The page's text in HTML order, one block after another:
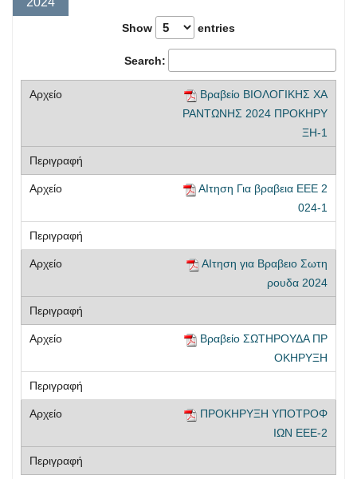
Show entries
Search:
Βραβείο ΒΙΟΛΟΓΙΚΗΣ ΧΑ
ΡΑΝΤΩΝΗΣ 2024 ΠΡΟΚΗΡΥ
ΞΗ-1
ΑΙτηση Για βραβεια ΕΕΕ 2
024-1
ΑΙτηση για Βραβειο Σωτη
ρουδα 2024
Βραβείο ΣΩΤΗΡΟΥΔΑ ΠΡ
ΟΚΗΡΥΞΗ
ΠΡΟΚΗΡΥΞΗ ΥΠΟΤΡΟΦ
ΙΩΝ ΕΕΕ-2